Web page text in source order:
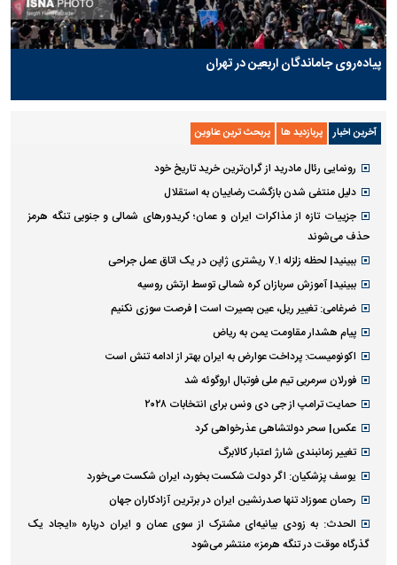
پیاده‌روی جاماندگان اربعین در تهران
آخرین اخبار پربازدید ها پربحث ترین عناوین
رونمایی رئال مادرید از گران‌ترین خرید تاریخ خود
دلیل منتفی شدن بازگشت رضاییان به استقلال
جزییات تازه از مذاکرات ایران و عمان؛ کریدورهای شمالی و جنوبی تنگه هرمز
حذف می‌شوند
ببینید| لحظه زلزله ۷.۱ ریشتری ژاپن در یک اتاق عمل جراحی
ببینید| آموزش سربازان کره شمالی توسط ارتش روسیه
ضرغامی: تغییر ریل، عین بصیرت است | فرصت سوزی نکنیم
پیام هشدار مقاومت یمن به ریاض
اکونومیست: پرداخت عوارض به ایران بهتر از ادامه تنش است
فورلان سرمربی تیم ملی فوتبال اروگوئه شد
حمایت ترامپ از جی دی ونس برای انتخابات ۲۰۲۸
عکس| سحر دولتشاهی عذرخواهی کرد
تغییر زمانبندی‌ شارژ اعتبار کالابرگ
یوسف پزشکیان: اگر دولت شکست بخورد، ایران شکست می‌خورد
رحمان عموزاد تنها صدرنشین ایران در برترین آزادکاران جهان
الحدث: به زودی بیانیه‌ای مشترک از سوی عمان و ایران درباره «ایجاد یک
گذرگاه موقت در تنگه هرمز» منتشر می‌شود